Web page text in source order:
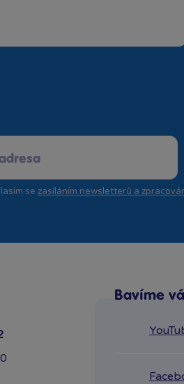
se zasíláním newsletterů a
Bavíme